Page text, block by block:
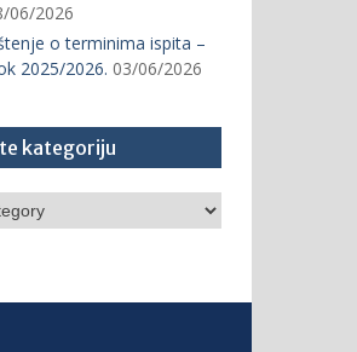
06/2026
o terminima ispita –
2025/2026. 03/06/2026
kategoriju